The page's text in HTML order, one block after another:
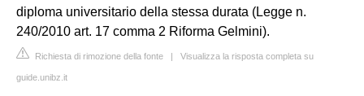
diploma universitario della stessa durata (Legge n.
240/2010 art. 17 comma 2 Riforma Gelmini).
Richiesta di rimozione della fonte | Visualizza la risposta completa su
guide.unibz.it